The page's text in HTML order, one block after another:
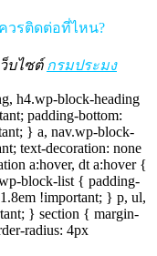
วรติดต่อที่ไหน?
บไซต์ กรมประมง
h4.wp-block-heading
padding-bottom:
} a, nav.wp-block-
text-decoration: none
a:hover, dt a:hover {
block-list { padding-
!important; } p, ul,
} section { margin-
radius: 4px